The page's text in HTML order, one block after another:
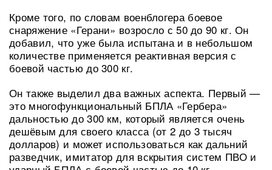
Кроме того, по словам военблогера боевое
снаряжение «Герани» возросло с 50 до 90 кг. Он
добавил, что уже была испытана и в небольшом
количестве применяется реактивная версия с
боевой частью до 300 кг.
Он также выделил два важных аспекта. Первый —
это многофункциональный БПЛА «Гербера»
дальностью до 300 км, который является очень
дешёвым для своего класса (от 2 до 3 тысяч
долларов) и может использоваться как дальний
разведчик, имитатор для вскрытия систем ПВО и